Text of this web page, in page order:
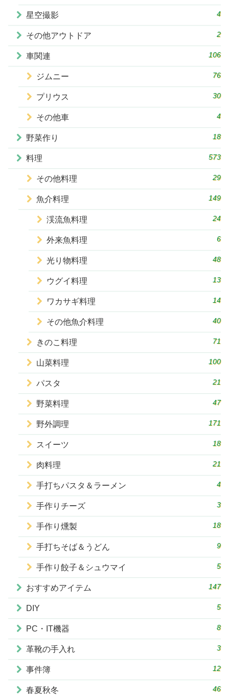
星空撮影 4
その他アウトドア 2
車関連 106
ジムニー 76
プリウス 30
その他車 4
野菜作り 18
料理 573
その他料理 29
魚介料理 149
渓流魚料理 24
外来魚料理 6
光り物料理 48
ウグイ料理 13
ワカサギ料理 14
その他魚介料理 40
きのこ料理 71
山菜料理 100
パスタ 21
野菜料理 47
野外調理 171
スイーツ 18
肉料理 21
手打ちパスタ＆ラーメン 4
手作りチーズ 3
手作り燻製 18
手打ちそば＆うどん 9
手作り餃子＆シュウマイ 5
おすすめアイテム 147
DIY 5
PC・IT機器 8
革靴の手入れ 3
事件簿 12
春夏秋冬 46